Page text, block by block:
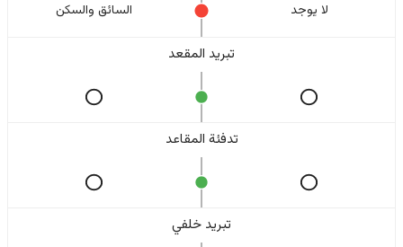
لا یوجد السائق والسکن
تبريد المقعد
تدفئة المقاعد
تبريد خلفي